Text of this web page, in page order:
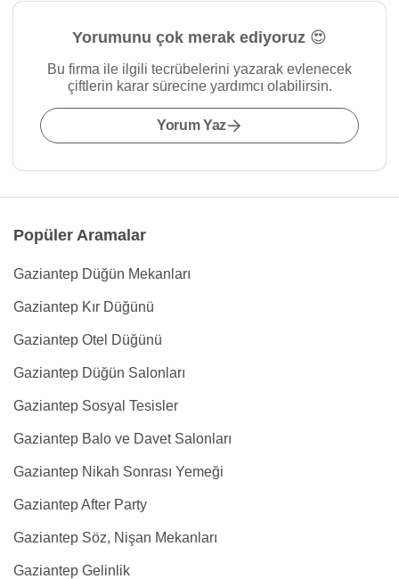
Yorumunu çok merak ediyoruz 😍
Bu firma ile ilgili tecrübelerini yazarak evlenecek
çiftlerin karar sürecine yardımcı olabilirsin.
Yorum Yaz
Popüler Aramalar
Gaziantep Düğün Mekanları
Gaziantep Kır Düğünü
Gaziantep Otel Düğünü
Gaziantep Düğün Salonları
Gaziantep Sosyal Tesisler
Gaziantep Balo ve Davet Salonları
Gaziantep Nikah Sonrası Yemeği
Gaziantep After Party
Gaziantep Söz, Nişan Mekanları
Gaziantep Gelinlik